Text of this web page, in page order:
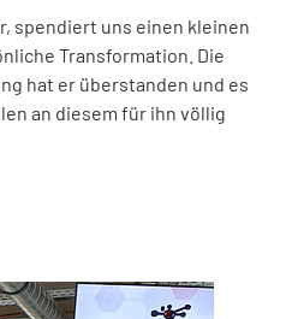
spendiert uns einen kleinen
Transformation. Die
hat er überstanden und es
an diesem für ihn völlig